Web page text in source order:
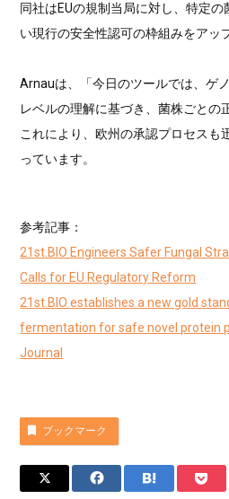
同社はEUの規制当局に対し、特定
い現行の安全性認可の枠組みをアッ
Arnauは、「今日のツールでは、ゲ
レベルの理解に基づき、菌株ごとの
これにより、欧州の承認プロセスも
っています。
参考記事：
21st.BIO Engineers Safer Fungal
Calls for EU Regulatory Reform
21st.BIO establishes a new gold
fermentation for safe novel protein
Journal
ブックマーク